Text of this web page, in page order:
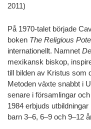
2011)
På 1970-talet började
boken The Religious
internationellt. Namnet
mexikansk biskop,
till bilden av Kristus som
Metoden växte snabbt i
senare i församlingar
1984 erbjuds
barn 3–6, 6–9 och 9–12